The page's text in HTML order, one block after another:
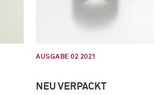
AUSGABE 02 2021
NEU VERPACKT